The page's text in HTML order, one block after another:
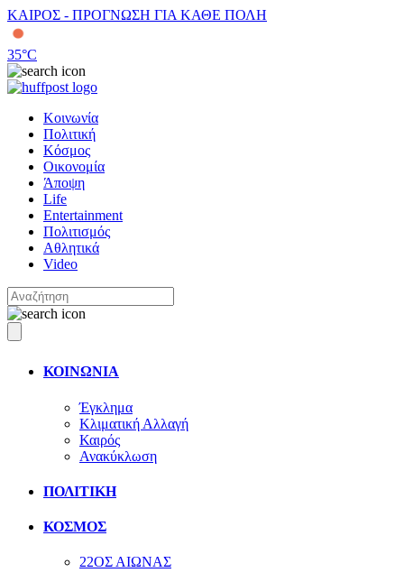
ΚΑΙΡΟΣ - ΠΡΟΓΝΩΣΗ ΓΙΑ ΚΑΘΕ ΠΟΛΗ
35°C
Κοινωνία
Πολιτική
Κόσμος
Οικονομία
Άποψη
Life
Entertainment
Πολιτισμός
Αθλητικά
Video
ΚΟΙΝΩΝΙΑ
Έγκλημα
Κλιματική Αλλαγή
Καιρός
Ανακύκλωση
ΠΟΛΙΤΙΚΗ
ΚΟΣΜΟΣ
22ΟΣ ΑΙΩΝΑΣ